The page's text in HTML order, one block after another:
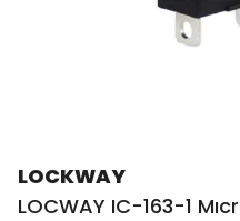
LOCKWAY
LOCWAY IC-163-1